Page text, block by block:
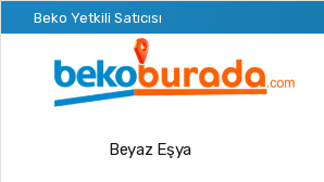
Beko Yetkili Satıcısı
Beyaz Eşya